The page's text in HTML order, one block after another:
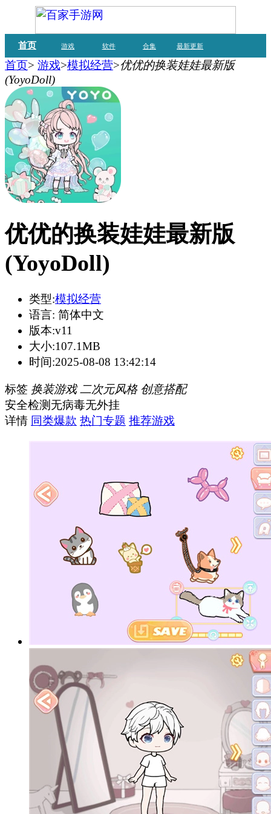
首页 游戏 软件 合集 最新更新
首页> 游戏>模拟经营>优优的换装娃娃最新版
(YoyoDoll)
优优的换装娃娃最新版
(YoyoDoll)
类型:模拟经营
语言: 简体中文
版本:v11
大小:107.1MB
时间:2025-08-08 13:42:14
标签 换装游戏 二次元风格 创意搭配
安全检测 无病毒无外挂
详情 同类爆款 热门专题 推荐游戏